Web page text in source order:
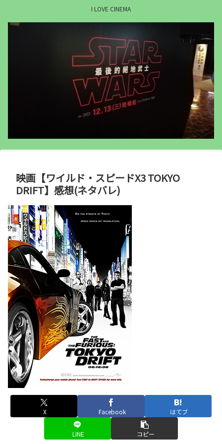
I LOVE CINEMA
映画【ワイルド・スピードX3 TOKYO
DRIFT】感想(ネタバレ)
X Facebook はてブ
LINE コピー